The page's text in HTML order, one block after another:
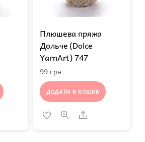
Плюшева пряжа
Дольче (Dolce
YarnArt) 747
99 грн
ДОДАТИ В КОШИК
Share